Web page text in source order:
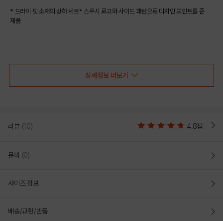
* 드라이 핏 소재의 상하 세트* 스우시 로고와 사이드 패턴으로 디자인 포인트를 준
제품
상세정보 더보기
리뷰 (10) 4.8점
문의 (0)
사이즈 정보
배송/교환/반품